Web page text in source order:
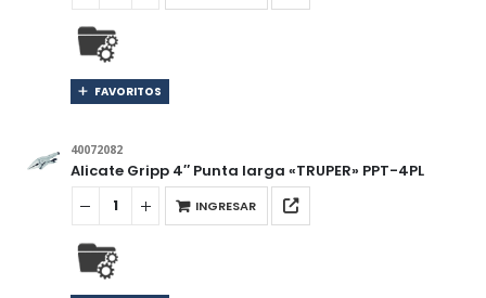
FAVORITOS
40072082
Alicate Gripp 4″ Punta larga «TRUPER» PPT-4PL
INGRESAR